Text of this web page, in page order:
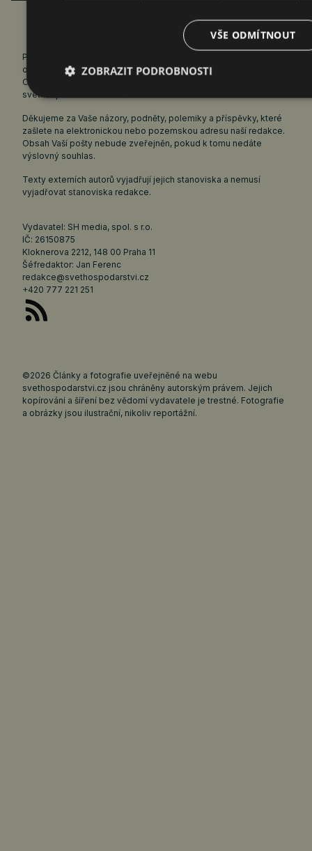
Publicistický názorový časopis zaměřený na ekonomiku. Vychází
od roku 1959. Od roku 1998 časopis vycházel také na internetu.
Obnovený titul vychází na webových stránkách
svethospodarstvi.cz
Děkujeme za Vaše názory, podněty, polemiky a příspěvky, které
zašlete na elektronickou nebo pozemskou adresu naší redakce.
Obsah Vaší pošty nebude zveřejněn, pokud k tomu nedáte
výslovný souhlas.
Texty externích autorů vyjadřují jejich stanoviska a nemusí
vyjadřovat stanoviska redakce.
Vydavatel: SH media, spol. s r.o.
IČ: 26150875
Kloknerova 2212, 148 00 Praha 11
Šéfredaktor: Jan Ferenc
redakce@svethospodarstvi.cz
+420 777 221 251
©2026 Články a fotografie uveřejněné na webu
svethospodarstvi.cz jsou chráněny autorským právem. Jejich
kopírování a šíření bez vědomí vydavatele je trestné. Fotografie
a obrázky jsou ilustrační, nikoliv reportážní.
VŠE ODMÍTNOUT
ZOBRAZIT PODROBNOSTI